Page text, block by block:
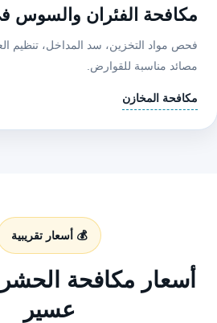
مكافحة الفئران والسوس
فحص مواد التخزين، سد المداخل، تنظيم
مصائد مناسبة للقوارض.
مكافحة المخازن
💰 أسعار تقريبية
أسعار مكافحة
عسير